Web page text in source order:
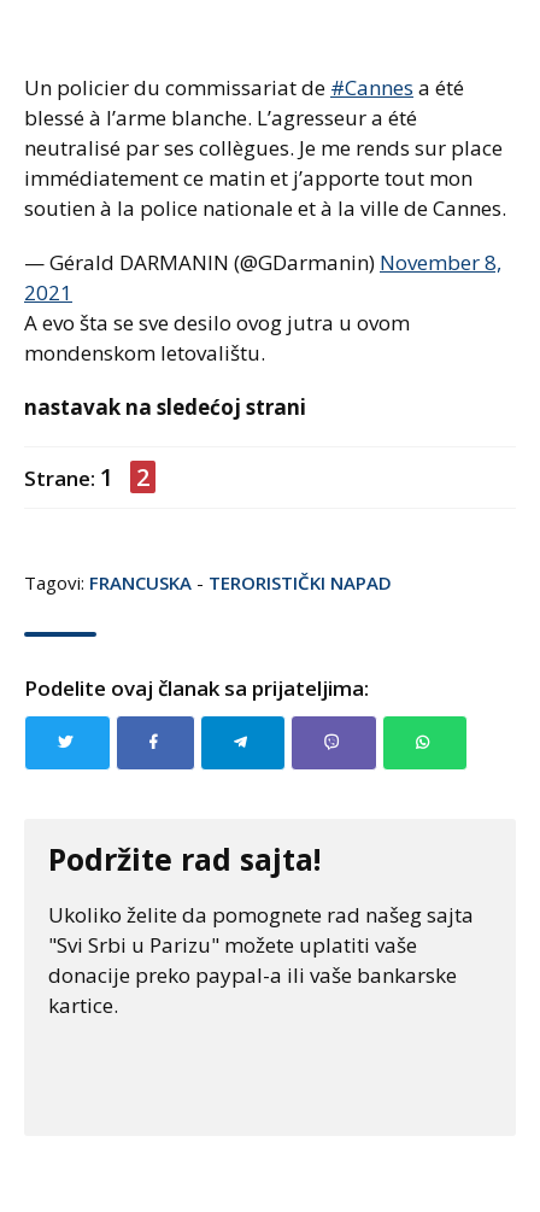
Un policier du commissariat de #Cannes a été
blessé à l’arme blanche. L’agresseur a été
neutralisé par ses collègues. Je me rends sur place
immédiatement ce matin et j’apporte tout mon
soutien à la police nationale et à la ville de Cannes.
— Gérald DARMANIN (@GDarmanin) November 8,
2021
A evo šta se sve desilo ovog jutra u ovom
mondenskom letovalištu.
nastavak na sledećoj strani
Strane: 1 2
Tagovi: FRANCUSKA - TERORISTIČKI NAPAD
Podelite ovaj članak sa prijateljima:
Podržite rad sajta!
Ukoliko želite da pomognete rad našeg sajta
"Svi Srbi u Parizu" možete uplatiti vaše
donacije preko paypal-a ili vaše bankarske
kartice.